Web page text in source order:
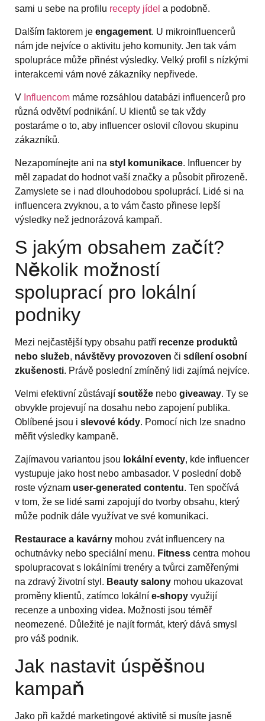
sami u sebe na profilu recepty jídel a podobně.
Dalším faktorem je engagement. U mikroinfluencerů
nám jde nejvíce o aktivitu jeho komunity. Jen tak vám
spolupráce může přinést výsledky. Velký profil s nízkými
interakcemi vám nové zákazníky nepřivede.
V Influencom máme rozsáhlou databázi influencerů pro
různá odvětví podnikání. U klientů se tak vždy
postaráme o to, aby influencer oslovil cílovou skupinu
zákazníků.
Nezapomínejte ani na styl komunikace. Influencer by
měl zapadat do hodnot vaší značky a působit přirozeně.
Zamyslete se i nad dlouhodobou spoluprácí. Lidé si na
influencera zvyknou, a to vám často přinese lepší
výsledky než jednorázová kampaň.
S jakým obsahem začít?
Několik možností
spoluprací pro lokální
podniky
Mezi nejčastější typy obsahu patří recenze produktů
nebo služeb, návštěvy provozoven či sdílení osobní
zkušenosti. Právě poslední zmíněný lidi zajímá nejvíce.
Velmi efektivní zůstávají soutěže nebo giveaway. Ty se
obvykle projevují na dosahu nebo zapojení publika.
Oblíbené jsou i slevové kódy. Pomocí nich lze snadno
měřit výsledky kampaně.
Zajímavou variantou jsou lokální eventy, kde influencer
vystupuje jako host nebo ambasador. V poslední době
roste význam user-generated contentu. Ten spočívá
v tom, že se lidé sami zapojují do tvorby obsahu, který
může podnik dále využívat ve své komunikaci.
Restaurace a kavárny mohou zvát influencery na
ochutnávky nebo speciální menu. Fitness centra mohou
spolupracovat s lokálními trenéry a tvůrci zaměřenými
na zdravý životní styl. Beauty salony mohou ukazovat
proměny klientů, zatímco lokální e-shopy využijí
recenze a unboxing videa. Možnosti jsou téměř
neomezené. Důležité je najít formát, který dává smysl
pro váš podnik.
Jak nastavit úspěšnou
kampaň
Jako při každé marketingové aktivitě si musíte jasně